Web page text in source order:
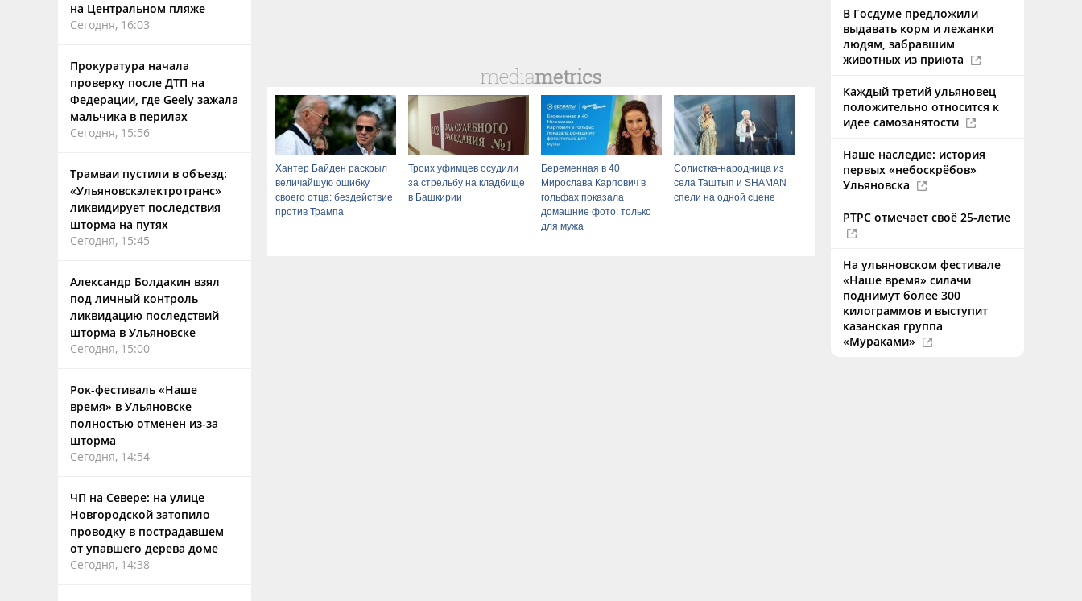
на Центральном пляже
Сегодня, 16:03
Прокуратура начала
проверку после ДТП на
Федерации, где Geely зажала
мальчика в перилах
Сегодня, 15:56
Трамваи пустили в объезд:
«Ульяновскэлектротранс»
ликвидирует последствия
шторма на путях
Сегодня, 15:45
Александр Болдакин взял
под личный контроль
ликвидацию последствий
шторма в Ульяновске
Сегодня, 15:00
Рок-фестиваль «Наше
время» в Ульяновске
полностью отменен из-за
шторма
Сегодня, 14:54
ЧП на Севере: на улице
Новгородской затопило
проводку в пострадавшем
от упавшего дерева доме
Сегодня, 14:38
Хантер Байден раскрыл
величайшую ошибку
своего отца: бездействие
против Трампа
Троих уфимцев осудили
за стрельбу на кладбище
в Башкирии
Беременная в 40
Мирослава Карпович в
гольфах показала
домашние фото: только
для мужа
Солистка-народница из
села Таштып и SHAMAN
спели на одной сцене
В Госдуме предложили
выдавать корм и лежанки
людям, забравшим
животных из приюта
Каждый третий ульяновец
положительно относится к
идее самозанятости
Наше наследие: история
первых «небоскрёбов»
Ульяновска
РТРС отмечает своё 25-летие
На ульяновском фестивале
«Наше время» силачи
поднимут более 300
килограммов и выступит
казанская группа
«Мураками»